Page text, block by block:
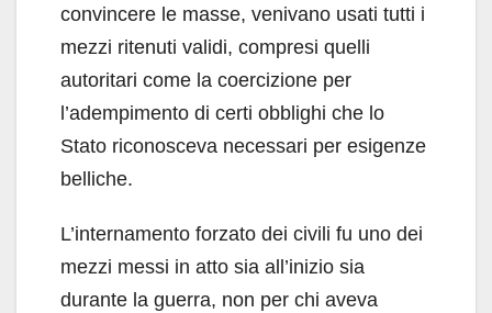
convincere le masse, venivano usati tutti i
mezzi ritenuti validi, compresi quelli
autoritari come la coercizione per
l’adempimento di certi obblighi che lo
Stato riconosceva necessari per esigenze
belliche.
L’internamento forzato dei civili fu uno dei
mezzi messi in atto sia all’inizio sia
durante la guerra, non per chi aveva